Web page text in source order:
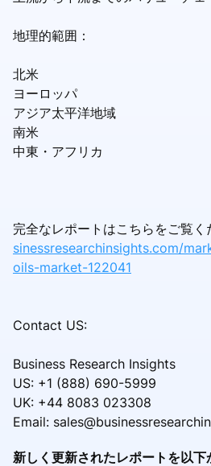
地理的範囲：
北米
ヨーロッパ
アジア太平洋地域
南米
中東・アフリカ
完全なレポートはこちらをご覧く
sinessresearchinsights.com/
oils-market-122041
Contact US:
Business Research Insights
US: +1 (888) 690-5999
UK: +44 8083 023308
Email:
新しく更新されたレポートを以